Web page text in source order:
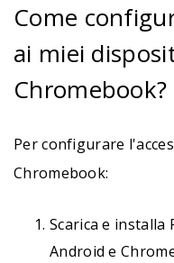
Come
ai miei
Chromebook?
Per configurare
Chromebook:
Scarica e installa
Android e